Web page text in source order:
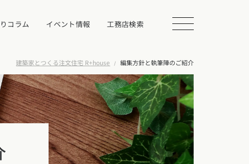
コラム イベント情報 工務店検索
学会を探す
建築家とつくる注文住宅 R+house 編集方針と執筆陣のご紹介